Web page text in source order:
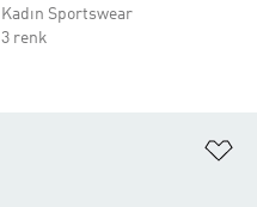
Kadın Sportswear
3 renk